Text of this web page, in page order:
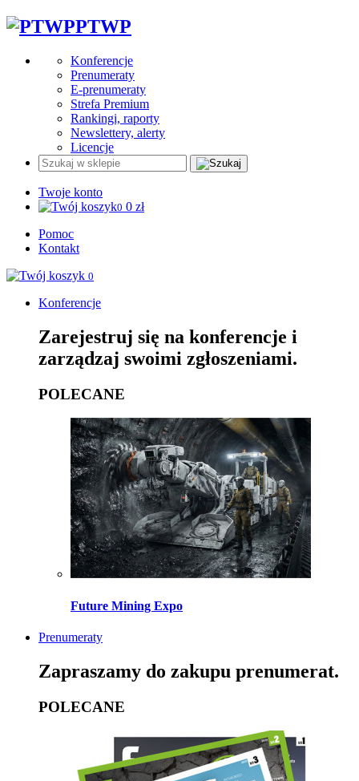
PTWP
Konferencje
Prenumeraty
E-prenumeraty
Strefa Premium
Rankingi, raporty
Newslettery, alerty
Licencje
Twoje konto
0 0 zł
Pomoc
Kontakt
0
Konferencje
Zarejestruj się na konferencje i
zarządzaj swoimi zgłoszeniami.
POLECANE
Future Mining Expo
Prenumeraty
Zapraszamy do zakupu prenumerat.
POLECANE